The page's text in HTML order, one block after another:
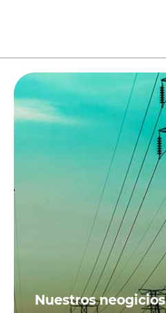
Nuestros neogicios